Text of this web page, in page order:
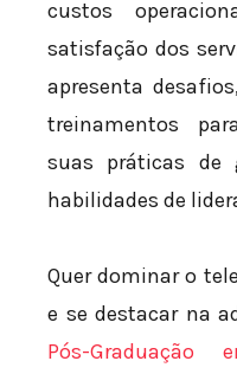
custos
satisfação dos
apresenta
treinamentos
suas práticas de
habilidades de
Quer dominar o
e se destacar na
Pós-Graduação